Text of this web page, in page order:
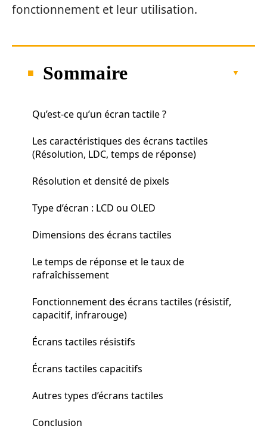
fonctionnement et leur utilisation.
Sommaire
Qu’est-ce qu’un écran tactile ?
Les caractéristiques des écrans tactiles
(Résolution, LDC, temps de réponse)
Résolution et densité de pixels
Type d’écran : LCD ou OLED
Dimensions des écrans tactiles
Le temps de réponse et le taux de
rafraîchissement
Fonctionnement des écrans tactiles (résistif,
capacitif, infrarouge)
Écrans tactiles résistifs
Écrans tactiles capacitifs
Autres types d’écrans tactiles
Conclusion